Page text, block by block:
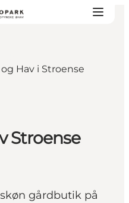
Stroense
gårdbutik på